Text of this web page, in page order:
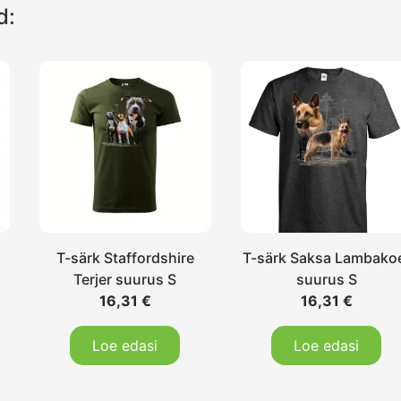
T-särk Staffordshire
Terjer suurus S
16,31 €
Loe edasi
T-särk Saksa
suurus S
16,31 €
Loe edasi